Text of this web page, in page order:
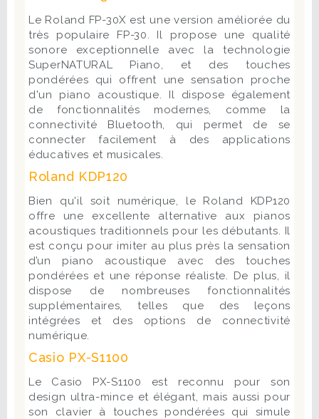
Le Roland FP-30X est une version améliorée du
très populaire FP-30. Il propose une qualité
sonore exceptionnelle avec la technologie
SuperNATURAL Piano, et des touches
pondérées qui offrent une sensation proche
d'un piano acoustique. Il dispose également
de fonctionnalités modernes, comme la
connectivité Bluetooth, qui permet de se
connecter facilement à des applications
éducatives et musicales.
Roland KDP120
Bien qu'il soit numérique, le Roland KDP120
offre une excellente alternative aux pianos
acoustiques traditionnels pour les débutants. Il
est conçu pour imiter au plus près la sensation
d’un piano acoustique avec des touches
pondérées et une réponse réaliste. De plus, il
dispose de nombreuses fonctionnalités
supplémentaires, telles que des leçons
intégrées et des options de connectivité
numérique.
Casio PX-S1100
Le Casio PX-S1100 est reconnu pour son
design ultra-mince et élégant, mais aussi pour
son clavier à touches pondérées qui simule